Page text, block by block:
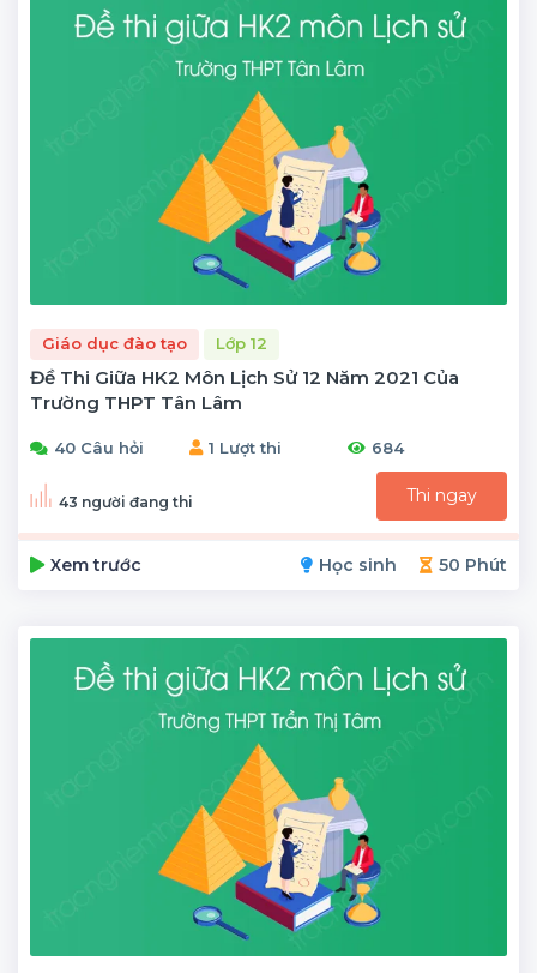
Giáo dục đào tạo Lớp 12
Đề Thi Giữa HK2 Môn Lịch Sử 12 Năm 2021 Của
Trường THPT Tân Lâm
40 Câu hỏi 1 Lượt thi 684
43 người đang thi Thi ngay
Xem trước Học sinh 50 Phút